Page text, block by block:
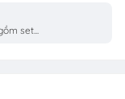
set...